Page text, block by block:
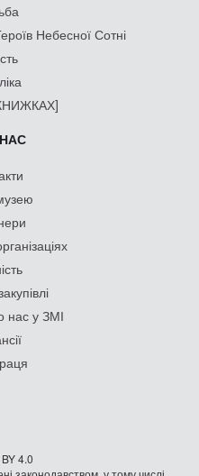
Небесної Сотні
нас у ЗМІ
4.0